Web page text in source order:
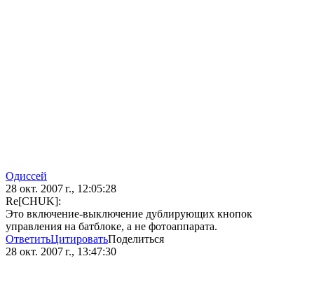
Одиссей
28 окт. 2007 г., 12:05:28
Re[CHUK]:
Это включение-выключение дублирующих кнопок
управления на батблоке, а не фотоаппарата.
ОтветитьЦитироватьПоделиться
28 окт. 2007 г., 13:47:30